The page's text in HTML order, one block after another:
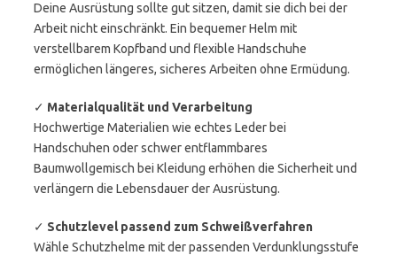
Deine Ausrüstung sollte gut sitzen, damit sie dich bei der
Arbeit nicht einschränkt. Ein bequemer Helm mit
verstellbarem Kopfband und flexible Handschuhe
ermöglichen längeres, sicheres Arbeiten ohne Ermüdung.
✓ Materialqualität und Verarbeitung
Hochwertige Materialien wie echtes Leder bei
Handschuhen oder schwer entflammbares
Baumwollgemisch bei Kleidung erhöhen die Sicherheit und
verlängern die Lebensdauer der Ausrüstung.
✓ Schutzlevel passend zum Schweißverfahren
Wähle Schutzhelme mit der passenden Verdunklungsstufe